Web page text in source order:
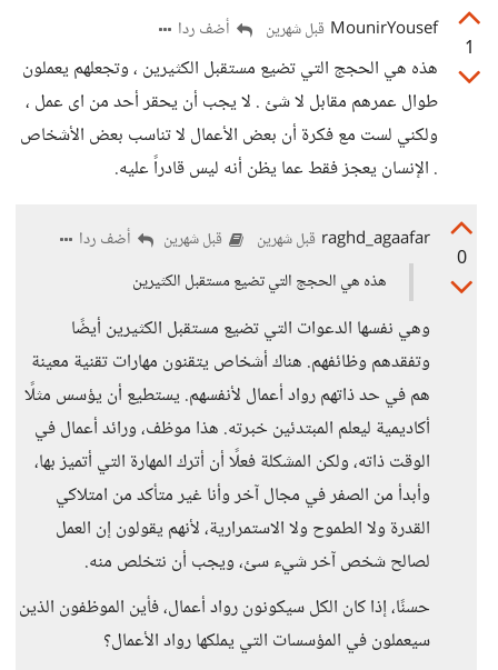
1
MounirYousef قبل شهرين أضف ردا
هذه هي الحجج التي تضيع مستقبل الكثيرين ، وتجعلهم يعملون
طوال عمرهم مقابل لا شئ . لا يجب أن يحقر أحد من اى عمل ،
ولكني لست مع فكرة أن بعض الأعمال لا تناسب بعض الأشخاص
. الإنسان يعجز فقط عما يظن أنه ليس قادراً عليه.
0
raghd_agaafar قبل شهرين قبل شهرين
أضف ردا
هذه هي الحجج التي تضيع مستقبل الكثيرين
وهي نفسها الدعوات التي تضيع مستقبل الكثيرين أيضًا
وتفقدهم وظائفهم. هناك أشخاص يتقنون مهارات تقنية معينة
هم في حد ذاتهم رواد أعمال لأنفسهم. يستطيع أن يؤسس مثلًا
أكاديمية ليعلم المبتدئين خبرته. هذا موظف، ورائد أعمال في
الوقت ذاته، ولكن المشكلة فعلًا أن أترك المهارة التي أتميز بها،
وأبدأ من الصفر في مجال آخر وأنا غير متأكد من امتلاكي
القدرة ولا الطموح ولا الاستمرارية، لأنهم يقولون إن العمل
لصالح شخص آخر شيء سئ، ويجب أن نتخلص منه.
حسنًا، إذا كان الكل سيكونون رواد أعمال، فأين الموظفون الذين
سيعملون في المؤسسات التي يملكها رواد الأعمال؟